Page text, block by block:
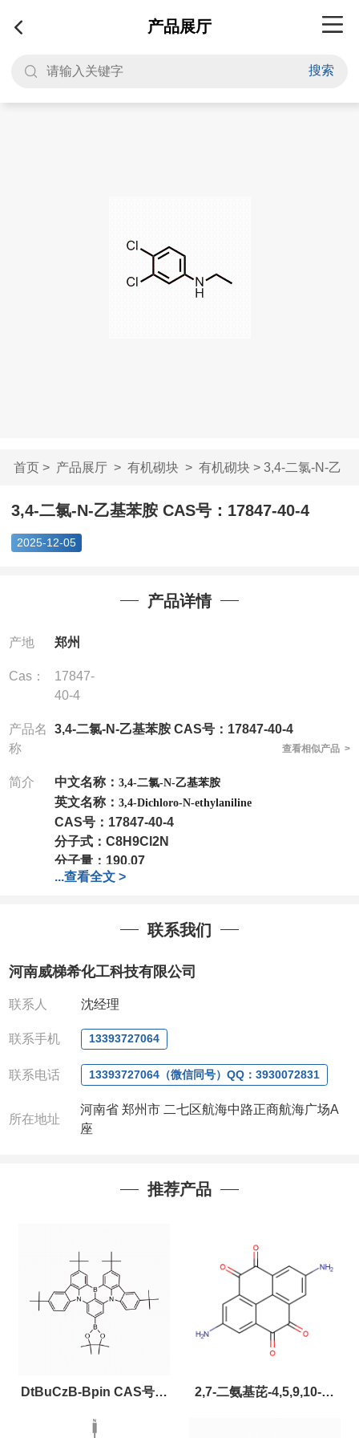
产品展厅
搜索
首页> 产品展厅> 有机砌块> 有机砌块> 3,4-二氯-N-乙
基苯胺 CAS号...
3,4-二氯-N-乙基苯胺 CAS号：17847-40-4
2025-12-05
产品详情
产地 郑州
Cas：
17847-
40-4
产品名
称
3,4-二氯-N-乙基苯胺 CAS号：17847-40-4
查看相似产品 >
简介 中文名称： 3,4-二氯-N-乙基苯胺
英文名称： 3,4-Dichloro-N-ethylaniline
CAS号： 17847-40-4
分子式： C8H9Cl2N
分子量： 190.07
包装：1Mg ; 5Mg;10Mg ;100Mg;250Mg ;500Mg
我司对高校及科研单位先发货和
作中有用到的试剂,欢迎前来询购
电话:0371-63377391/13393727064
QQ:3930072831
:13393727064
联系人: 沈晓东(欢迎致电
...查看全文 >
联系我们
河南威梯希化工科技有限公司
联系人 沈经理
联系手机 13393727064
联系电话 13393727064（微信同号）QQ：3930072831
所在地址
河南省 郑州市 二七区航海中路正商航海广场A
座
推荐产品
DtBuCzB-Bpin CAS号：
2643331-97-7
2,7-二氨基芘-4,5,9,10-四